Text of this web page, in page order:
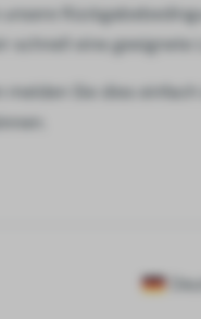
eine geeignete
Sie dies